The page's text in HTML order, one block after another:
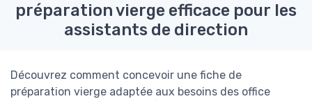
préparation vierge efficace pour les
assistants de direction
Découvrez comment concevoir une fiche de
préparation vierge adaptée aux besoins des office